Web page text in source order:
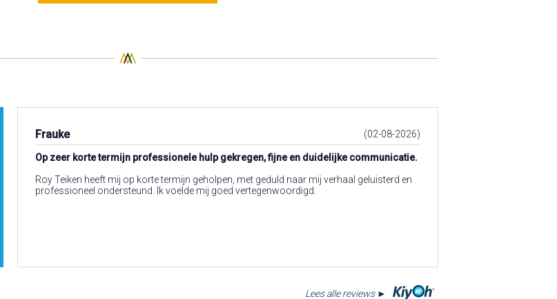
Frauke (02-08-2026)
Op zeer korte termijn professionele hulp gekregen, fijne en duidelijke communicatie.
Roy Teiken heeft mij op korte termijn geholpen, met geduld naar mij verhaal geluisterd en
professioneel ondersteund. Ik voelde mij goed vertegenwoordigd.
Lees alle reviews ►